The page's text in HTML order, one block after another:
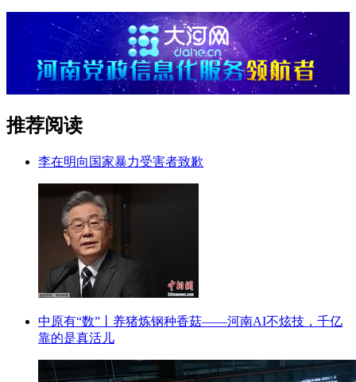
推荐阅读
李在明向国家暴力受害者致歉
中原有“数”丨养猪炼钢种香菇——河南AI不炫技，千亿
靠的是真活儿